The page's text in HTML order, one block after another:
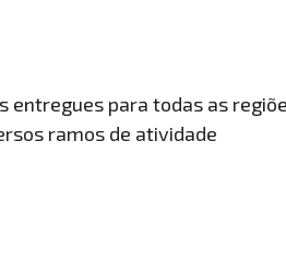
entregues para todas as
ramos de atividade